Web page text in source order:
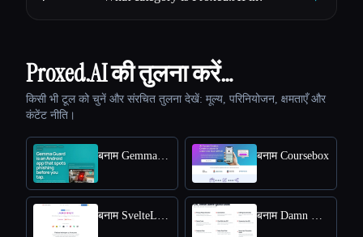
Proxed.AI की तुलना करें…
किसी भी टूल को चुनें और संरचित तुलना देखें: मूल्य, परिनियोजन, क्षमताएँ और
कंटेंट नीति।
बनाम Gemma Guard बनाम Coursebox
बनाम SvelteLaunch बनाम Damn Good Tools